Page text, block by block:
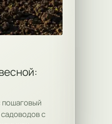
пошаговый
с